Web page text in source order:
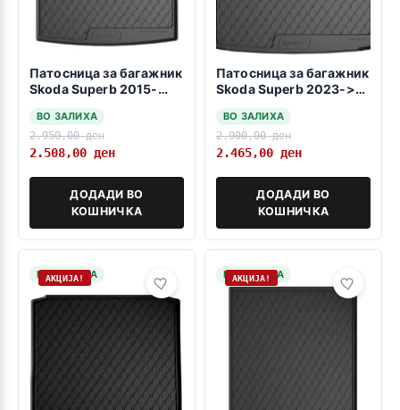
Патосница за багажник
Skoda Superb 2015-
polozba-
ВО ЗАЛИХА
2.950,00ден
2.508,00 ден
ДОДАДИ ВО
КОШНИЧКА
Патосница за багажник
Skoda Superb 2023->
polozba-
ВО ЗАЛИХА
2.900,00ден
2.465,00 ден
ДОДАДИ ВО
КОШНИЧКА
НА ЗАЛИХА
АКЦИЈА! НА ЗАЛИХА
АКЦИЈА!